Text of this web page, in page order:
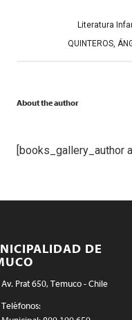
Literatura
QUINTEROS,
About the author
[books_gallery_author
DE
Av. Prat 650, Temuco - Chile
Teléfonos: